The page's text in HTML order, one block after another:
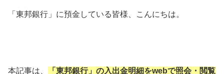
「東邦銀行」に預金している皆様、こんにちは。
本記事は、 「東邦銀行」の入出金明細をwebで照会・閲覧